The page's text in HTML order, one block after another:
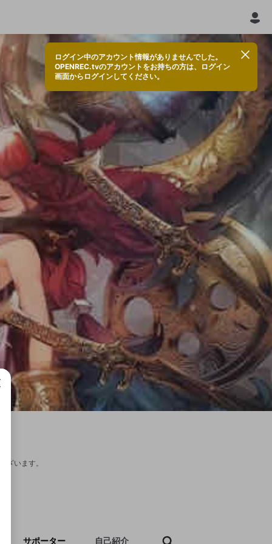
ログイン中のアカウント情報がありませんでした。
OPENREC.tvのアカウントをお持ちの方は、ログイン
画面からログインしてください。
ざいます。
サポーター 自己紹介